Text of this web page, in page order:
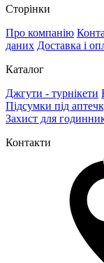
Сторінки
Про компанію
даних Доставка і
Каталог
Джгути - турнікети
Підсумки під
Захист для
Контакти